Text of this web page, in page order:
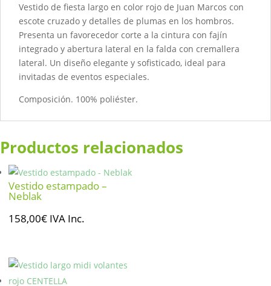
Vestido de fiesta largo en color rojo de Juan Marcos con
escote cruzado y detalles de plumas en los hombros.
Presenta un favorecedor corte a la cintura con fajín
integrado y abertura lateral en la falda con cremallera
lateral. Un diseño elegante y sofisticado, ideal para
invitadas de eventos especiales.
Composición. 100% poliéster.
Productos relacionados
Vestido estampado –
Neblak
158,00€ IVA Inc.